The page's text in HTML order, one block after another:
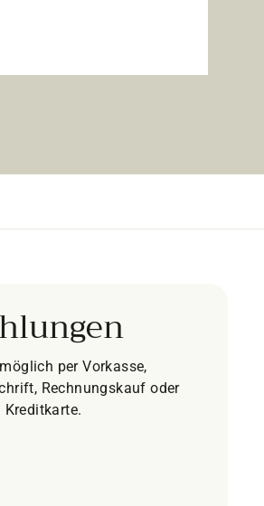
per Vorkasse,
Rechnungskauf oder
Kreditkarte.